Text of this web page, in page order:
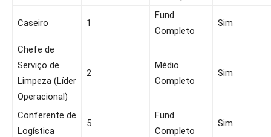
Caseiro 1
Fund.
Completo
Sim
Chefe de
Serviço de
Limpeza (Líder
Operacional)
2
Médio
Completo
Sim
Conferente de
Logística
5
Fund.
Completo
Sim